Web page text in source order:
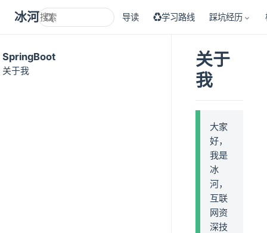
冰河技术 导读 ♻学习路线 踩坑经历
SpringBoot
关于我
关于
我
大家
好，
我是
冰
河，
互联
网资
深技